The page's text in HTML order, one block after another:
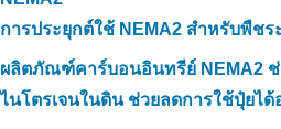
การประยุกต์ใช้ NEMA2 สำหรับพืช
ผลิตภัณฑ์คาร์บอนอินทรีย์ NEMA2 ช่
ไนโตรเจนในดิน ช่วยลดการใช้ปุ๋ยไ